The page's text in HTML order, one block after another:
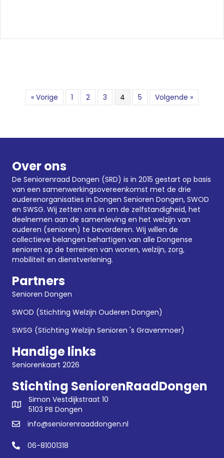
« Vorige 1 2 3 4 5 Volgende »
Over ons
De Seniorenraad Dongen (SRD) is in 2015 gestart op basis
van een samenwerkingsovereenkomst met de drie
ouderenorganisaties in Dongen Senioren Dongen, SWOD
en SWSG. Wij zetten ons in om de zelfstandigheid, het
deelnemen aan de samenleving en het welzijn van
ouderen (senioren) te bevorderen. Wij willen de
collectieve belangen behartigen van alle Dongense
senioren op de terreinen van wonen, welzijn, zorg,
mobiliteit en dienstverlening.
Partners
Senioren Dongen
SWOD (Stichting Welzijn Ouderen Dongen)
SWSG (Stichting Welzijn Senioren 's Gravenmoer)
Handige links
Seniorenkaart 2026
Stichting SeniorenRaadDongen
Simon Vestdijkstraat 10
5103 PB Dongen
info@seniorenraaddongen.nl
06-81001318